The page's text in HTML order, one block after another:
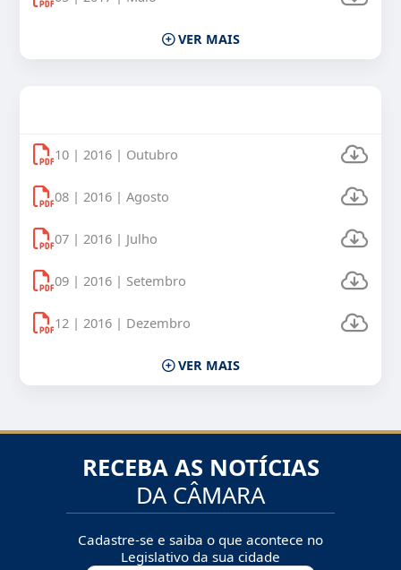
VER MAIS
10 | 2016 | Outubro
08 | 2016 | Agosto
07 | 2016 | Julho
09 | 2016 | Setembro
12 | 2016 | Dezembro
VER MAIS
RECEBA AS NOTÍCIAS
DA CÂMARA
Cadastre-se e saiba o que acontece no
Legislativo da sua cidade